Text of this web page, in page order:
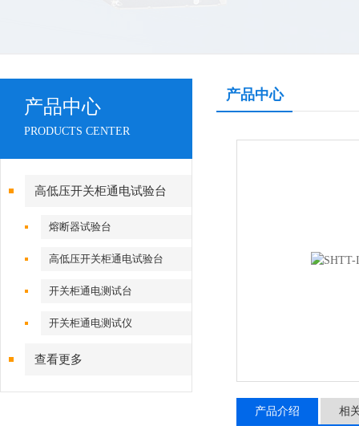
产品中心
PRODUCTS CENTER
高低压开关柜通电试验台
熔断器试验台
高低压开关柜通电试验台
开关柜通电测试台
开关柜通电测试仪
查看更多
产品中心
产品介绍 相